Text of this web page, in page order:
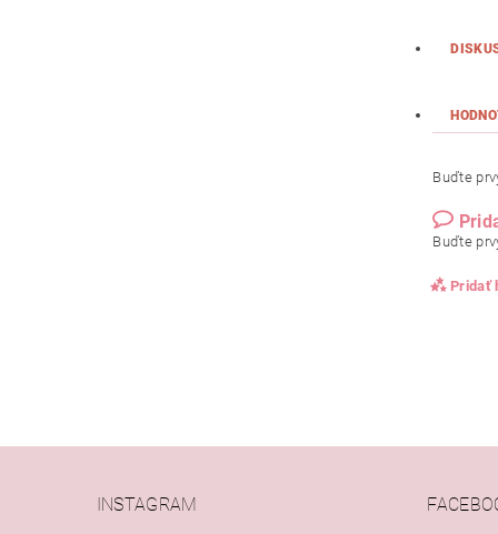
Buďte
Buďte
Pridať
INSTAGRAM